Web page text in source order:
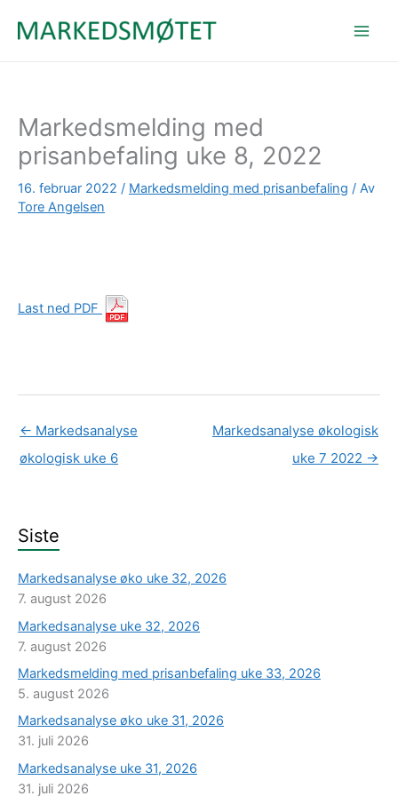
Markedsmelding med
prisanbefaling uke 8, 2022
16. februar 2022 / Markedsmelding med prisanbefaling / Av
Tore Angelsen
Last ned PDF
← Markedsanalyse
økologisk uke 6
Markedsanalyse økologisk
uke 7 2022 →
Siste
Markedsanalyse øko uke 32, 2026
7. august 2026
Markedsanalyse uke 32, 2026
7. august 2026
Markedsmelding med prisanbefaling uke 33, 2026
5. august 2026
Markedsanalyse øko uke 31, 2026
31. juli 2026
Markedsanalyse uke 31, 2026
31. juli 2026